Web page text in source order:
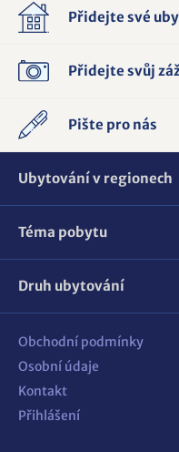
Přidejte své
Přidejte svůj
Pište pro nás
Ubytování v regionech
Téma pobytu
Druh ubytování
Obchodní podmínky
Osobní údaje
Kontakt
Přihlášení